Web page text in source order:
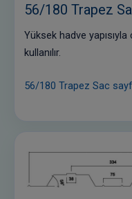
56/180 Trapez
Yüksek hadve
kullanılır.
56/180 Trapez Sac